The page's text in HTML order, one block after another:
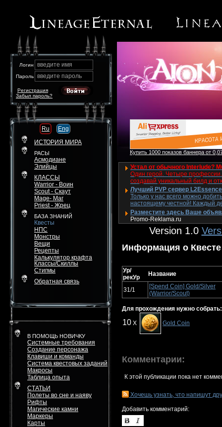
Логин введите имя
Пароль введите пароль
Забыл пароль?
Регистрация
Ru
Eng
ИСТОРИЯ МИРА
РАСЫ
Асмодиане
Элийцы
КЛАССЫ
Warrior - Воин
Scout - Скаут
Mage- Маг
Priest - Жрец
БАЗА ЗНАНИЙ
Квесты
НПС
Монстры
Вещи
Рецепты
Калькулятор крафта
Классы/Скиллы
Стигмы
Обратная связь
В ПОМОЩЬ НОВИЧКУ
Системные требования
Создание персонажа
Клавиши и команды
Система квестовых заданий
Макросы
Таблица опыта
СТАТЬИ
Полеты во сне и наяву
Рифты
Магические камни
Маркеры
Карты
Купить 1000 показов баннера от
Устал от обычного Interlude?
Один герой. Четыре
создавай уникальный билд и
Лучший PVP сервер
Только у нас всего можно
настоящему честной! Каждый
Разместите здесь Ваше
Promo-Reklama.ru
Version 1.0
Информация о Квесте
Ур/
рекУр
Название
31/1
[Spend Coin] Gold/Silver
(Warrior/Scout)
Для прохождения нужно собрать:
10 X Gold Coin
Комментарии:
К этой публикации пока нет
Хочешь узнать, что напишут
Добавить комментарий: